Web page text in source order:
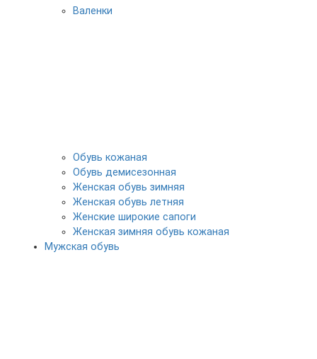
Валенки
Обувь кожаная
Обувь демисезонная
Женская обувь зимняя
Женская обувь летняя
Женские широкие сапоги
Женская зимняя обувь кожаная
Мужская обувь